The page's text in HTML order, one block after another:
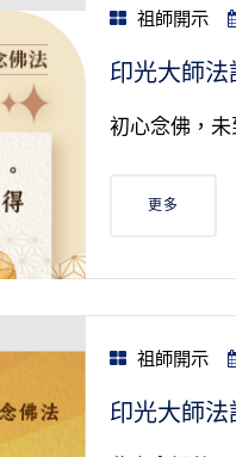
祖師開示
印光大師法
初心念佛，
更多
祖師開示
印光大師法